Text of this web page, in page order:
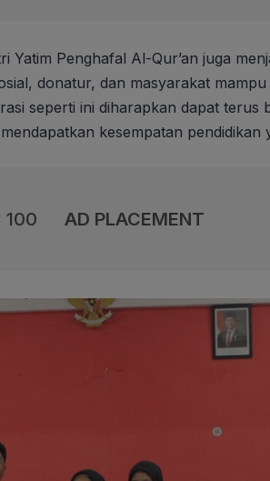
Yatim Penghafal Al-Qur’an juga
donatur, dan masyarakat
seperti ini diharapkan dapat terus
kesempatan pendidikan
100 AD PLACEMENT